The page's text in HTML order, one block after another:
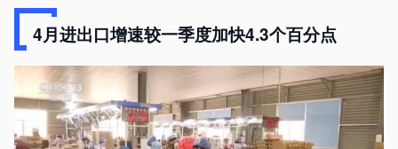
4月进出口增速较一季度加快4.3个百分点